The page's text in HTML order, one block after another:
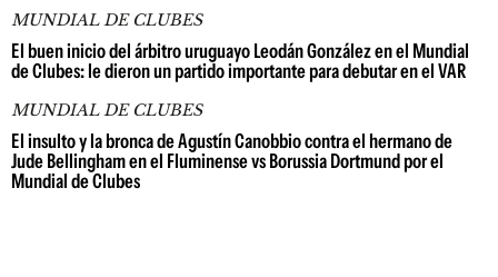
MUNDIAL DE CLUBES
El buen inicio del árbitro uruguayo Leodán González en el Mundial
de Clubes: le dieron un partido importante para debutar en el VAR
MUNDIAL DE CLUBES
El insulto y la bronca de Agustín Canobbio contra el hermano de
Jude Bellingham en el Fluminense vs Borussia Dortmund por el
Mundial de Clubes